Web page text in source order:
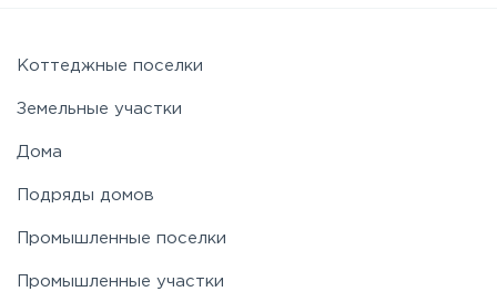
Коттеджные поселки
Земельные участки
Дома
Подряды домов
Промышленные поселки
Промышленные участки